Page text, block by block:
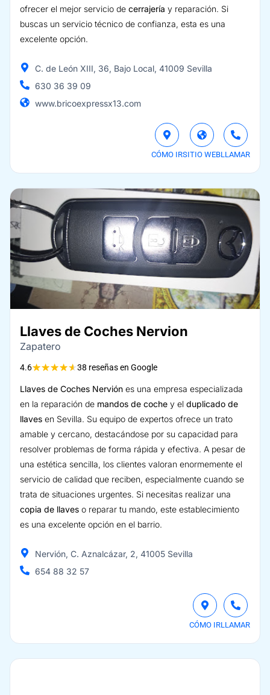
ofrecer el mejor servicio de cerrajería y reparación. Si
buscas un servicio técnico de confianza, esta es una
excelente opción.
C. de León XIII, 36, Bajo Local, 41009 Sevilla
630 36 39 09
www.bricoexpressx13.com
CÓMO IRSITIO WEBLLAMAR
Llaves de Coches Nervion
Zapatero
4.6★★★★★38 reseñas en Google
Llaves de Coches Nervión es una empresa especializada
en la reparación de mandos de coche y el duplicado de
llaves en Sevilla. Su equipo de expertos ofrece un trato
amable y cercano, destacándose por su capacidad para
resolver problemas de forma rápida y efectiva. A pesar de
una estética sencilla, los clientes valoran enormemente el
servicio de calidad que reciben, especialmente cuando se
trata de situaciones urgentes. Si necesitas realizar una
copia de llaves o reparar tu mando, este establecimiento
es una excelente opción en el barrio.
Nervión, C. Aznalcázar, 2, 41005 Sevilla
654 88 32 57
CÓMO IRLLAMAR